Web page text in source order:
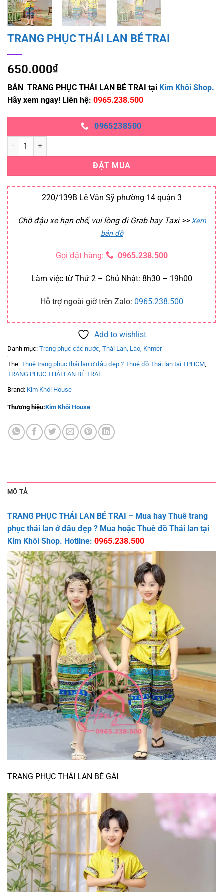
TRANG PHỤC THÁI LAN BÉ TRAI
650.000₫
BÁN TRANG PHỤC THÁI LAN BÉ TRAI tại Kim Khôi Shop.
Hãy xem ngay! Liên hệ: 0965.238.500
0965238500
TRANG PHỤC THÁI LAN BÉ TRAI số lượng
ĐẶT MUA
220/139B Lê Văn Sỹ phường 14 quận 3
Chỗ đậu xe hạn chế, vui lòng đi Grab hay Taxi>>Xem
bản đồ
Gọi đặt hàng: 0965.238.500
Làm việc từ Thứ 2 – Chủ Nhật: 8h30 – 19h00
Hỗ trợ ngoài giờ trên Zalo: 0965.238.500
Add to wishlist
Danh mục: Trang phục các nước Thái Lan, Lào, Khmer
Thẻ: Thuê trang phục thái lan ở đâu đẹp ? Thuê đồ Thái lan tại TPHCM
TRANG PHỤC THÁI LAN BÉ TRAI
Brand: Kim Khôi House
Thương hiệu:Kim Khôi House
MÔ TẢ
TRANG PHỤC THÁI LAN BÉ TRAI – Mua hay Thuê trang
phục thái lan ở đâu đẹp ? Mua hoặc Thuê đồ Thái lan tại
Kim Khôi Shop. Hotline: 0965.238.500
TRANG PHỤC THÁI LAN BÉ GÁI